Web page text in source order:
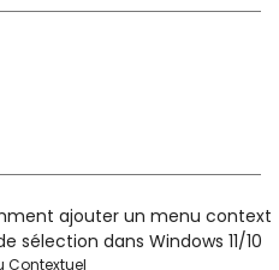
ajouter un menu context
sélection dans Windows 11/10
Contextuel